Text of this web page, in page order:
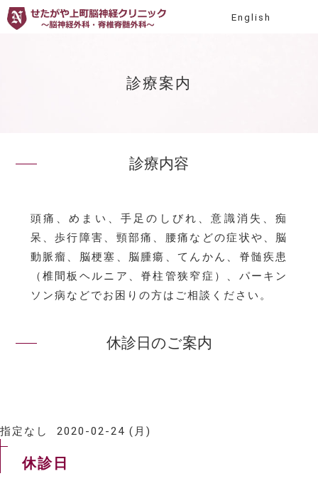
English
診療案内
診療内容
頭痛、めまい、手足のしびれ、意識消失、痴
呆、歩行障害、頸部痛、腰痛などの症状や、脳
動脈瘤、脳梗塞、脳腫瘍、てんかん、脊髄疾患
（椎間板ヘルニア、脊柱管狭窄症）、パーキン
ソン病などでお困りの方はご相談ください。
休診日のご案内
指定なし 2020-02-24 (月)
休診日